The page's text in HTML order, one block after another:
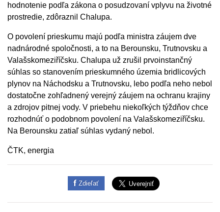
hodnotenie podľa zákona o posudzovaní vplyvu na životné
prostredie, zdôraznil Chalupa.
O povolení prieskumu majú podľa ministra záujem dve
nadnárodné spoločnosti, a to na Berounsku, Trutnovsku a
Valašskomeziříčsku. Chalupa už zrušil prvoinstančný
súhlas so stanovením prieskumného územia bridlicových
plynov na Náchodsku a Trutnovsku, lebo podľa neho nebol
dostatočne zohľadnený verejný záujem na ochranu krajiny
a zdrojov pitnej vody. V priebehu niekoľkých týždňov chce
rozhodnúť o podobnom povolení na Valašskomeziříčsku.
Na Berounsku zatiaľ súhlas vydaný nebol.
ČTK, energia
Zdieľať